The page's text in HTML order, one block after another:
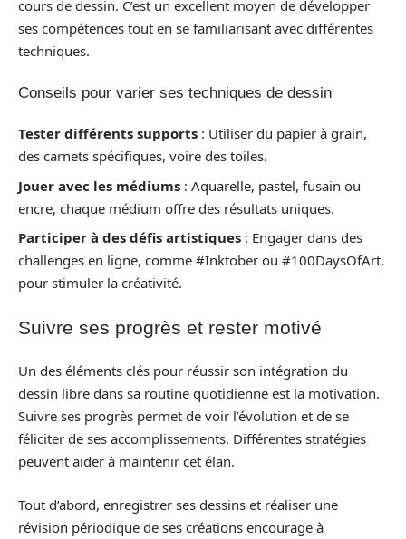
cours de dessin. C’est un excellent moyen de développer
ses compétences tout en se familiarisant avec différentes
techniques.
Conseils pour varier ses techniques de dessin
Tester différents supports : Utiliser du papier à grain,
des carnets spécifiques, voire des toiles.
Jouer avec les médiums : Aquarelle, pastel, fusain ou
encre, chaque médium offre des résultats uniques.
Participer à des défis artistiques : Engager dans des
challenges en ligne, comme #Inktober ou #100DaysOfArt,
pour stimuler la créativité.
Suivre ses progrès et rester motivé
Un des éléments clés pour réussir son intégration du
dessin libre dans sa routine quotidienne est la motivation.
Suivre ses progrès permet de voir l’évolution et de se
féliciter de ses accomplissements. Différentes stratégies
peuvent aider à maintenir cet élan.
Tout d’abord, enregistrer ses dessins et réaliser une
révision périodique de ses créations encourage à